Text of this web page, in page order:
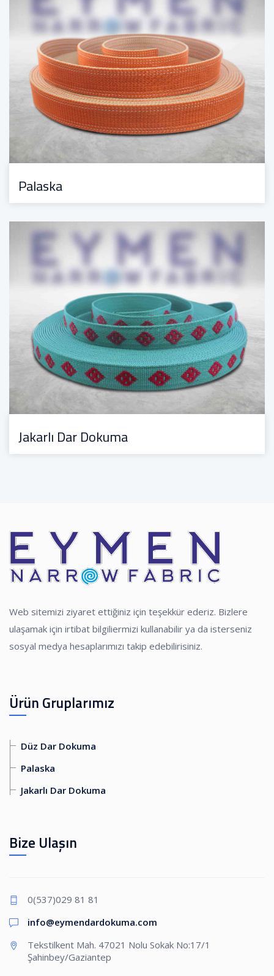
Palaska
Jakarlı Dar Dokuma
Web sitemizi ziyaret ettiğiniz için teşekkür ederiz. Bizlere
ulaşamak için irtibat bilgiliermizi kullanabilir ya da isterseniz
sosyal medya hesaplarımızı takip edebilirisiniz.
Ürün Gruplarımız
Düz Dar Dokuma
Palaska
Jakarlı Dar Dokuma
Bize Ulaşın
0(537)029 81 81
info@eymendardokuma.com
Tekstilkent Mah. 47021 Nolu Sokak No:17/1
Şahinbey/Gaziantep